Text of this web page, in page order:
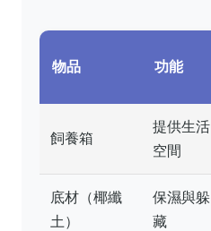
物品 功能
飼養箱
提供生活
空間
底材（椰纖
土）
保濕與躲
藏